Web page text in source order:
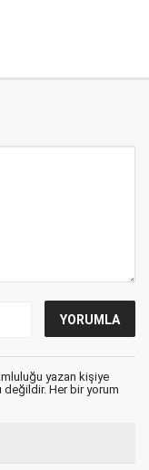
yazan kişiye
değildir. Her bir yorum